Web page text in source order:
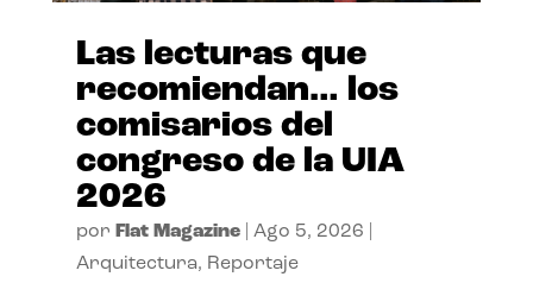
Las lecturas que
recomiendan… los
comisarios del
congreso de la UIA
2026
por Flat Magazine| Ago 5, 2026
Arquitectura, Reportaje